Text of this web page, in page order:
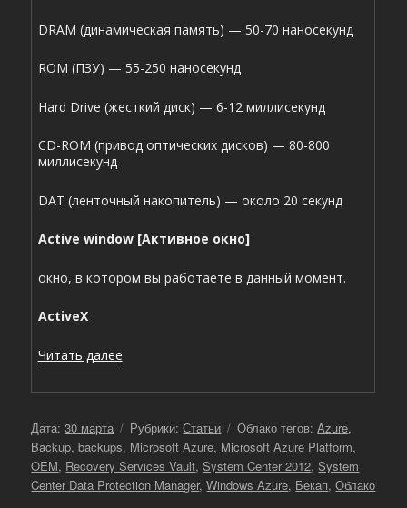
DRAM (динамическая память) — 50-70 наносекунд
ROM (ПЗУ) — 55-250 наносекунд
Hard Drive (жесткий диск) — 6-12 миллисекунд
CD-ROM (привод оптических дисков) — 80-800
миллисекунд
DAT (ленточный накопитель) — около 20 секунд
Active window [Активное окно]
окно, в котором вы работаете в данный момент.
ActiveX
Читать далее«Словарь технических терминов»
Опубликовано
Дата:30 марта Рубрики
Рубрики:Статьи Метки
Облако тегов:Azure,
Backup,backups, Microsoft Azure, Microsoft Azure Platform,
OEM, Recovery Services Vault,System Center 2012,System
Center Data Protection Manager,Windows Azure, Бекап,Облако